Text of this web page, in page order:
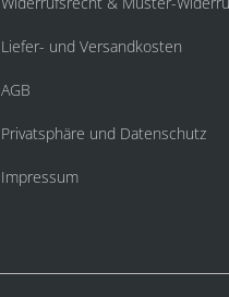
Liefer- und Versandkosten
AGB
Privatsphäre und Datenschutz
Impressum